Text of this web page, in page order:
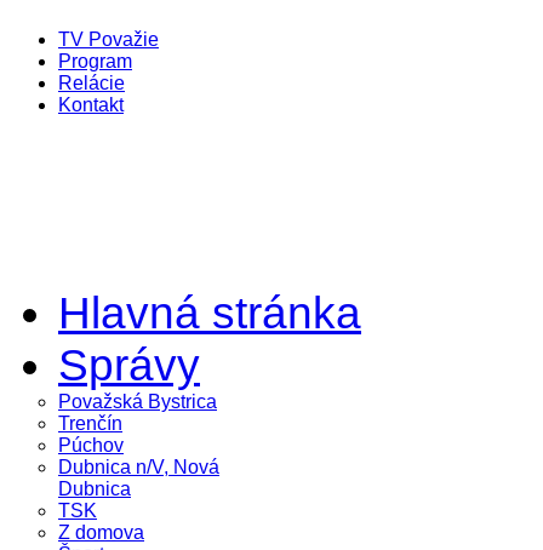
TV Považie
Program
Relácie
Kontakt
Hlavná stránka
Správy
Považská Bystrica
Trenčín
Púchov
Dubnica n/V, Nová
Dubnica
TSK
Z domova